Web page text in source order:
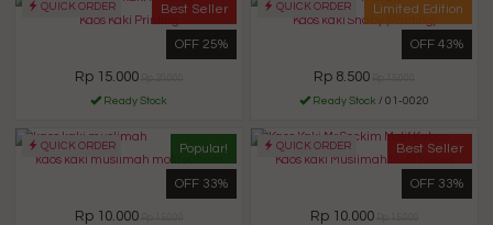
Best Seller
OFF 25%
QUICK ORDER
Kaos Kaki Printing
Rp 15.000
Ready Stock
Limited Edition
OFF 43%
QUICK ORDER
Kaos kaki Shaby (Printing)
Rp 8.500
Ready Stock / 01-0020
Popular!
OFF 33%
QUICK ORDER
kaos kaki muslimah motif sahara
Rp 10.000
Best Seller
OFF 33%
QUICK ORDER
Kaos kaki Muslimah Motif Kubus
Rp 10.000